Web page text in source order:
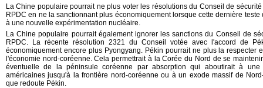
La Chine populaire pourrait ne plus voter les résolutions du Conseil de
RPDC en ne la sanctionnant plus économiquement lorsque cette dernière
à une nouvelle expérimentation nucléaire.
La Chine populaire pourrait également ignorer les sanctions du Conseil de
RPDC. La récente résolution 2321 du Conseil votée avec l'accord de
économiquement encore plus Pyongyang. Pékin pourrait ne plus la respecter
l'économie nord-coréenne. Cela permettrait à la Corée du Nord de se
éventuelle de la péninsule coréenne par absorption qui aboutirait à une
américaines jusqu'à la frontière nord-coréenne ou à un exode massif de
que redoute Pékin.